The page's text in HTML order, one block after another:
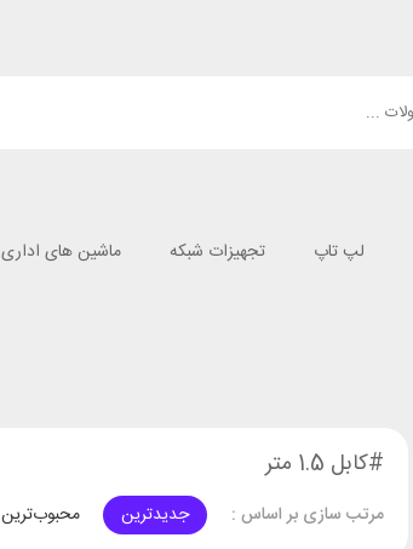
لپ تاپ تجهیزات شبکه ماشین های اداری
#کابل 1.5 متر
مرتب سازی بر اساس : جدیدترین محبوب‌ترین